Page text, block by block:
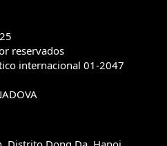
reservados
internacional 01-2047